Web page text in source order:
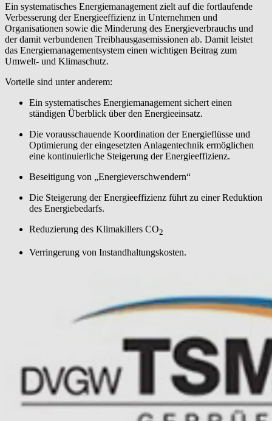
Ein systematisches Energiemanagement zielt auf die fortlaufende
Verbesserung der Energieeffizienz in Unternehmen und
Organisationen sowie die Minderung des Energieverbrauchs und
der damit verbundenen Treibhausgasemissionen ab. Damit leistet
das Energiemanagementsystem einen wichtigen Beitrag zum
Umwelt- und Klimaschutz.
Vorteile sind unter anderem:
Ein systematisches Energiemanagement sichert einen
ständigen Überblick über den Energieeinsatz.
Die vorausschauende Koordination der Energieflüsse und
Optimierung der eingesetzten Anlagentechnik ermöglichen
eine kontinuierliche Steigerung der Energieeffizienz.
Beseitigung von „Energieverschwendern“
Die Steigerung der Energieeffizienz führt zu einer Reduktion
des Energiebedarfs.
Reduzierung des Klimakillers CO2
Verringerung von Instandhaltungskosten.